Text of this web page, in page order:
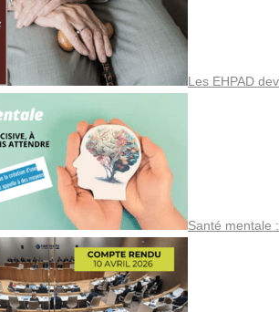
Les EHPAD
Santé mentale